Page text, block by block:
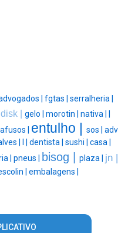
| fgtas | serralheria |
disk | gelo | morotin | nativa |
| entulho | sos | adv
| dentista | sushi | casa |
| pneus | bisog | plaza | jn |
| embalagens |